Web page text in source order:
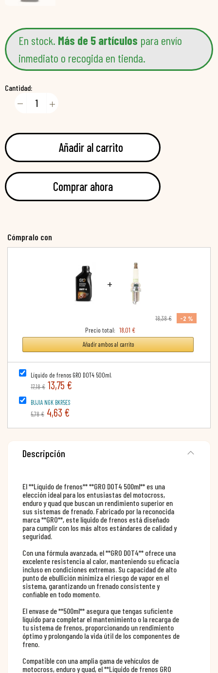
En stock. Más de 5 artículos para envío
inmediato o recogida en tienda.
Cantidad:
Añadir al carrito
Comprar ahora
Cómpralo con
+
18,38 €
-2 %
Precio total: 18,01 €
Añadir ambos al carrito
Líquido de frenos GRO DOT4 500ml.
17,18 € 13,75 €
BUJIA NGK BKR5ES
5,78 € 4,63 €
Descripción
El **Líquido de frenos** **GRO DOT4 500ml** es una
elección ideal para los entusiastas del motocross,
enduro y quad que buscan un rendimiento superior en
sus sistemas de frenado. Fabricado por la reconocida
marca **GRO**, este líquido de frenos está diseñado
para cumplir con los más altos estándares de calidad y
seguridad.
Con una fórmula avanzada, el **GRO DOT4** ofrece una
excelente resistencia al calor, manteniendo su eficacia
incluso en condiciones extremas. Su capacidad de alto
punto de ebullición minimiza el riesgo de vapor en el
sistema, garantizando un frenado consistente y
confiable en todo momento.
El envase de **500ml** asegura que tengas suficiente
líquido para completar el mantenimiento o la recarga de
tu sistema de frenos, proporcionando un rendimiento
óptimo y prolongando la vida útil de los componentes de
freno.
Compatible con una amplia gama de vehículos de
motocross, enduro y quad, el **Líquido de frenos GRO